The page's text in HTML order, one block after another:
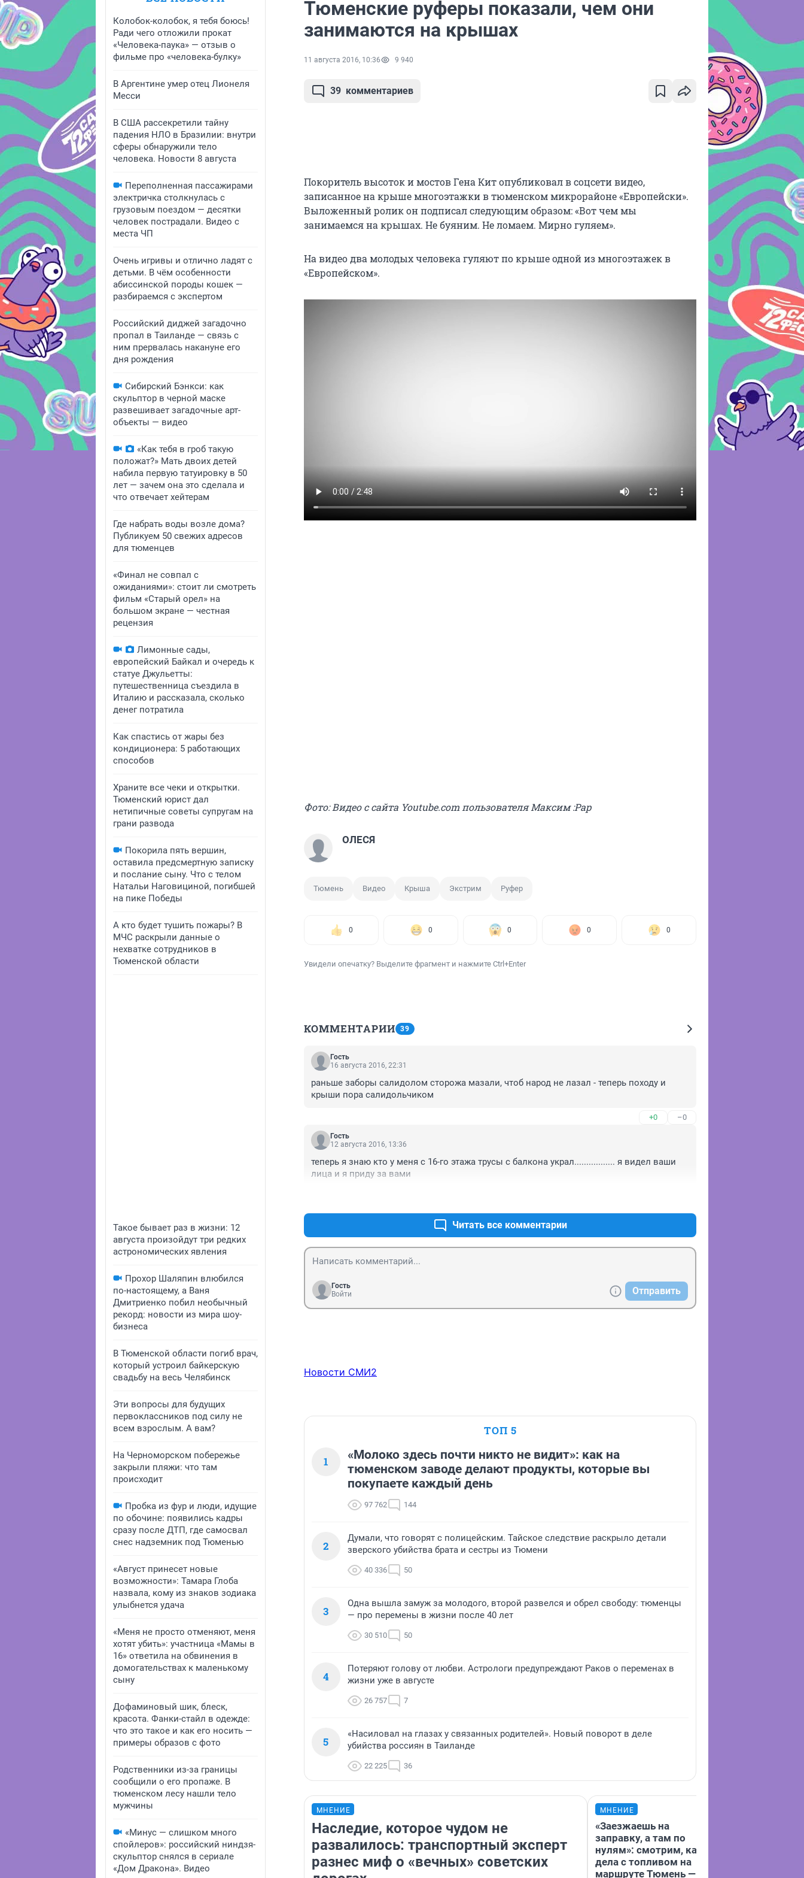
Колобок-колобок, я тебя боюсь!
Ради чего отложили прокат
«Человека-паука» — отзыв о
фильме про «человека-булку»
В Аргентине умер отец Лионеля
Месси
В США рассекретили тайну
падения НЛО в Бразилии: внутри
сферы обнаружили тело
человека. Новости 8 августа
Переполненная пассажирами
электричка столкнулась с
грузовым поездом — десятки
человек пострадали. Видео с
места ЧП
Очень игривы и отлично ладят с
детьми. В чём особенности
абиссинской породы кошек —
разбираемся с экспертом
Российский диджей загадочно
пропал в Таиланде — связь с
ним прервалась накануне его
дня рождения
Сибирский Бэнкси: как
скульптор в черной маске
развешивает загадочные арт-
объекты — видео
«Как тебя в гроб такую
положат?» Мать двоих детей
набила первую татуировку в 50
лет — зачем она это сделала и
что отвечает хейтерам
Где набрать воды возле дома?
Публикуем 50 свежих адресов
для тюменцев
«Финал не совпал с
ожиданиями»: стоит ли смотреть
фильм «Старый орел» на
большом экране — честная
рецензия
Лимонные сады,
европейский Байкал и очередь к
статуе Джульетты:
путешественница съездила в
Италию и рассказала, сколько
денег потратила
Как спастись от жары без
кондиционера: 5 работающих
способов
Храните все чеки и открытки.
Тюменский юрист дал
нетипичные советы супругам на
грани развода
Покорила пять вершин,
оставила предсмертную записку
и послание сыну. Что с телом
Натальи Наговициной, погибшей
на пике Победы
А кто будет тушить пожары? В
МЧС раскрыли данные о
нехватке сотрудников в
Тюменской области
Такое бывает раз в жизни: 12
августа произойдут три редких
астрономических явления
Прохор Шаляпин влюбился
по-настоящему, а Ваня
Дмитриенко побил необычный
рекорд: новости из мира шоу-
бизнеса
В Тюменской области погиб врач,
который устроил байкерскую
свадьбу на весь Челябинск
Эти вопросы для будущих
первоклассников под силу не
всем взрослым. А вам?
На Черноморском побережье
закрыли пляжи: что там
происходит
Пробка из фур и люди, идущие
по обочине: появились кадры
сразу после ДТП, где самосвал
снес надземник под Тюменью
«Август принесет новые
возможности»: Тамара Глоба
назвала, кому из знаков зодиака
улыбнется удача
«Меня не просто отменяют, меня
хотят убить»: участница «Мамы в
16» ответила на обвинения в
домогательствах к маленькому
сыну
Дофаминовый шик, блеск,
красота. Фанки-стайл в одежде:
что это такое и как его носить —
примеры образов с фото
Родственники из-за границы
сообщили о его пропаже. В
тюменском лесу нашли тело
мужчины
«Минус — слишком много
спойлеров»: российский ниндзя-
скульптор снялся в сериале
«Дом Дракона». Видео
Тюменские руферы показали, чем они
занимаются на крышах
11 августа 2016, 10:36 9 940
39 комментариев
Покоритель высоток и мостов Гена Кит опубликовал в соцсети видео,
записанное на крыше многоэтажки в тюменском микрорайоне «Европейски».
Выложенный ролик он подписал следующим образом: «Вот чем мы
занимаемся на крышах. Не буяним. Не ломаем. Мирно гуляем».
На видео два молодых человека гуляют по крыше одной из многоэтажек в
«Европейском».
Фото: Видео с сайта Youtube.com пользователя Максим :Pap
ОЛЕСЯ
Тюмень Видео Крыша Экстрим Руфер
0 0 0 0 0
Увидели опечатку? Выделите фрагмент и нажмите Ctrl+Enter
КОММЕНТАРИИ 39
Гость
16 августа 2016, 22:31
раньше заборы салидолом сторожа мазали, чтоб народ не лазал - теперь походу и
крыши пора салидольчиком
+0 –0
Гость
12 августа 2016, 13:36
теперь я знаю кто у меня с 16-го этажа трусы с балкона украл................. я видел ваши
лица и я приду за вами
Читать все комментарии
Гость
Войти
Отправить
Новости СМИ2
ТОП 5
1
«Молоко здесь почти никто не видит»: как на
тюменском заводе делают продукты, которые вы
покупаете каждый день
97 762 144
2
Думали, что говорят с полицейским. Тайское следствие раскрыло детали
зверского убийства брата и сестры из Тюмени
40 336 50
3
Одна вышла замуж за молодого, второй развелся и обрел свободу: тюменцы
— про перемены в жизни после 40 лет
30 510 50
4
Потеряют голову от любви. Астрологи предупреждают Раков о переменах в
жизни уже в августе
26 757 7
5
«Насиловал на глазах у связанных родителей». Новый поворот в деле
убийства россиян в Таиланде
22 225 36
МНЕНИЕ
Наследие, которое чудом не
развалилось: транспортный эксперт
разнес миф о «вечных» советских
МНЕНИЕ
«Заезжаешь на
заправку, а там по
нулям»: смотрим, как
дела с топливом на
маршруте Тюмень — Уфа